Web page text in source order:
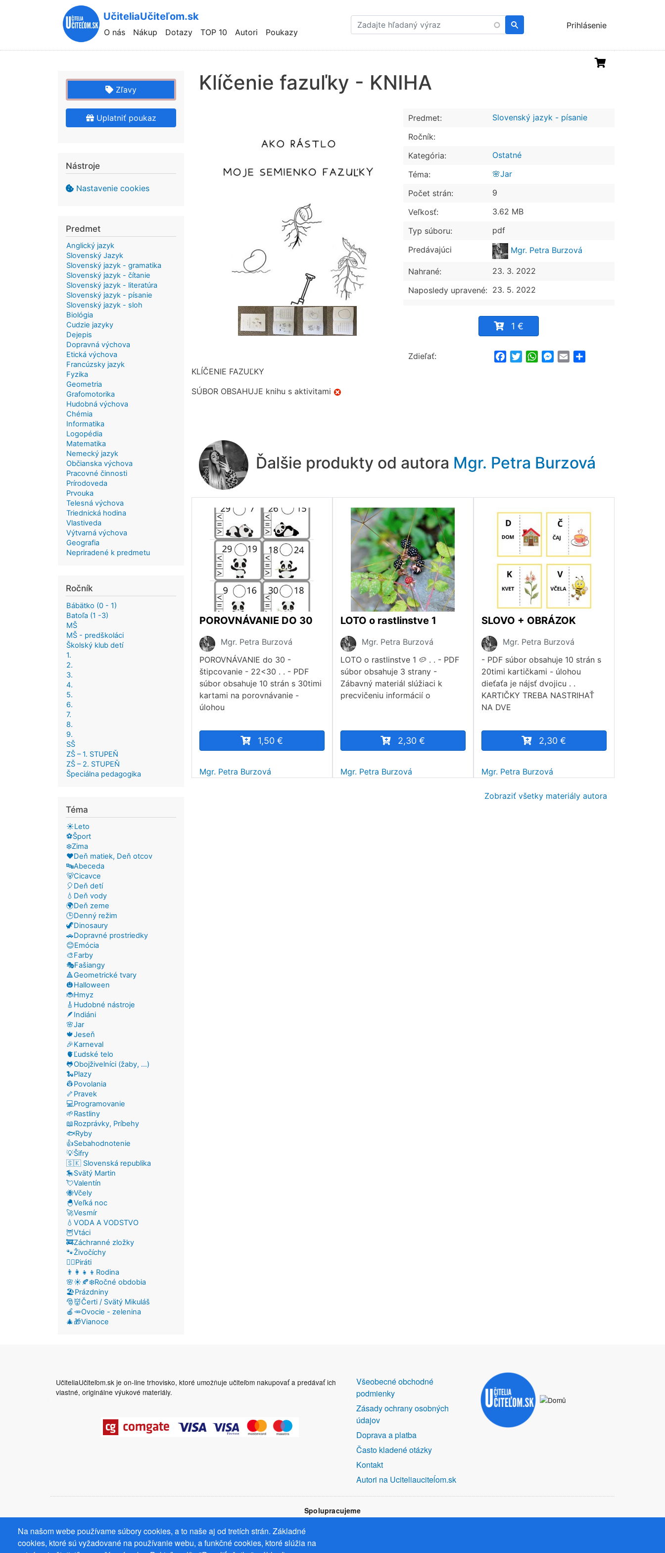
hlavný
UčiteliaUčiteľom.sk
Menu
Prihlásenie
Hlavní
navigace
O nás Nákup Dotazy TOP 10 Autori Poukazy
Klíčenie fazuľky - KNIHA
Predmet:
Slovenský jazyk - písanie
Ročník:
Kategória:
Ostatné
Téma:
🌸Jar
Počet strán:
9
Veľkosť:
3.62 MB
Typ súboru:
pdf
Predávajúci
Mgr. Petra Burzová
Nahrané:
23. 3. 2022
Naposledy upravené: 23. 5. 2022
1 €
Zdieľať: FacebookTwitterWhatsApp
Messenger
Email
KLÍČENIE FAZUĽKY
SÚBOR OBSAHUJE knihu s aktivitami
Ďalšie produkty od autora Mgr. Petra Burzová
POROVNÁVANIE DO 30
Mgr. Petra Burzová
POROVNÁVANIE do 30 -
štipcovanie - 22<30 . . - PDF
súbor obsahuje 10 strán s 30timi
kartami na porovnávanie -
úlohou
1,50 €
Mgr. Petra Burzová
LOTO o rastlinstve 1
Mgr. Petra Burzová
LOTO o rastlinstve 1 🥔 . . - PDF
súbor obsahuje 3 strany -
Zábavný materiál slúžiaci k
precvičeniu informácií o
2,30 €
Mgr. Petra Burzová
SLOVO + OBRÁZOK
Mgr. Petra Burzová
- PDF súbor obsahuje 10 strán s
20timi kartičkami - úlohou
dieťaťa je nájsť dvojicu . .
KARTIČKY TREBA NASTRIHAŤ
NA DVE
2,30 €
Mgr. Petra Burzová
Zobraziť všetky materiály autora
Zľavy
Uplatniť poukaz
Nástroje
Nastavenie cookies
Predmet
Anglický jazyk
Slovenský Jazyk
Slovenský jazyk - gramatika
Slovenský jazyk - čítanie
Slovenský jazyk - literatúra
Slovenský jazyk - písanie
Slovenský jazyk - sloh
Biológia
Cudzie jazyky
Dejepis
Dopravná výchova
Etická výchova
Francúzsky jazyk
Fyzika
Geometria
Grafomotorika
Hudobná výchova
Chémia
Informatika
Logopédia
Matematika
Nemecký jazyk
Občianska výchova
Pracovné činnosti
Prírodoveda
Prvouka
Telesná výchova
Triednická hodina
Vlastiveda
Výtvarná výchova
Geografia
Nepriradené k predmetu
Ročník
Bábätko (0 - 1)
Batoľa (1 -3)
MŠ
MŠ - predškoláci
Školský klub detí
1.
2.
3.
4.
5.
6.
7.
8.
9.
SŠ
ZŠ – 1. STUPEŇ
ZŠ – 2. STUPEŇ
Špeciálna pedagogika
Téma
☀️Leto
⚽Šport
❄️Zima
❤️Deň matiek, Deň otcov
🔤Abeceda
🐻Cicavce
🎈Deň detí
💧Deň vody
🌍Deň zeme
🕒Denný režim
🦖Dinosaury
🚗Dopravné prostriedky
😊Emócia
🎨Farby
🎭Fašiangy
🔺Geometrické tvary
🎃Halloween
🐞Hmyz
🎸Hudobné nástroje
🪶Indiáni
🌸Jar
🍁Jeseň
🎉Karneval
🫀Ľudské telo
🐸Obojživelníci (žaby, ...)
🐍Plazy
👷Povolania
🦴Pravek
💻Programovanie
🌱Rastliny
📖Rozprávky, Príbehy
🐟Ryby
👍Sebahodnotenie
💡Šifry
🇸🇰 Slovenská republika
🎠Svätý Martin
💘Valentín
🐝Včely
🐣Veľká noc
🚀Vesmír
💧VODA A VODSTVO
🦉Vtáci
🚒Záchranné zložky
🐾Živočíchy
🏴‍☠️Piráti
👨‍👩‍👧‍👦Rodina
🌸☀️🍂❄️Ročné obdobia
🏖️Prázdniny
🎅👹Čerti / Svätý Mikuláš
🍎🥕Ovocie - zelenina
🎄🎁Vianoce
UčiteliaUčiteľom.sk je on-line trhovisko, ktoré umožňuje učiteľom nakupovať a predávať ich
vlastné, originálne výukové materiály.
Na našom webe používame súbory cookies, a to naše aj od tretích strán. Základné
cookies, ktoré sú vyžadované na používanie webu, a funkčné cookies, ktoré slúžia na
DALŠÍ
ODKAZY
Všeobecné obchodné
podmienky
Zásady ochrany osobných
údajov
Doprava a platba
Často kladené otázky
Kontakt
Autori na Uciteliauciteĺom.sk
Spolupracujeme